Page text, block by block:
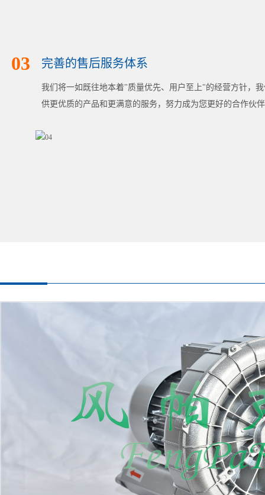
03 完善的售后服务体系
我们将一如既往地本着"质量优先、用户至上"的经营方针，
供更优质的产品和更满意的服务，努力成为您更好的合作伙